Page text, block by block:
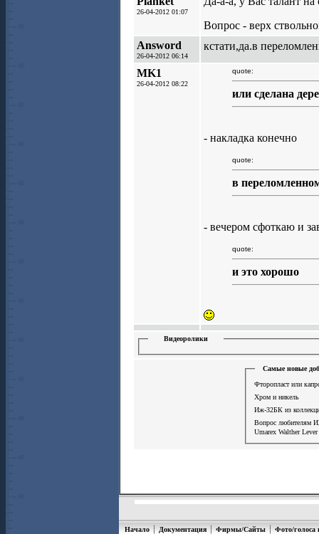
26-04-2012 01:07
Вопрос - верх
Answord
26-04-2012 06:14
кстати,да.в
MK1
26-04-2012 08:22
quote:
или сделана
- накладка конечно
quote:
в
- вечером сфоткаю и
quote:
и это хорошо
Видеоролики
Самые новые
Фторопласт или
Хром и никель
Иж-32БК из
Вопрос любителям
Umarex Walther
Начало Документация Фирмы/Сайты Фото/голоса